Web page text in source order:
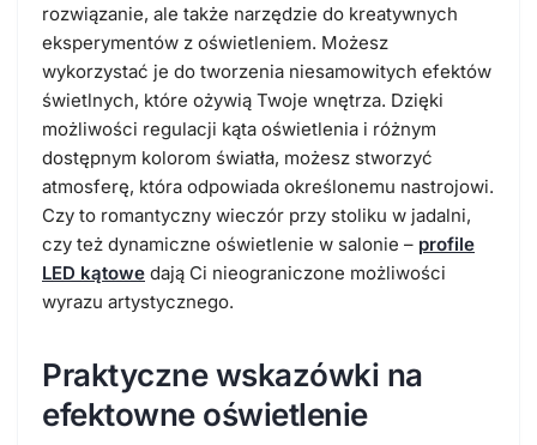
rozwiązanie, ale także narzędzie do kreatywnych
eksperymentów z oświetleniem. Możesz
wykorzystać je do tworzenia niesamowitych efektów
świetlnych, które ożywią Twoje wnętrza. Dzięki
możliwości regulacji kąta oświetlenia i różnym
dostępnym kolorom światła, możesz stworzyć
atmosferę, która odpowiada określonemu nastrojowi.
Czy to romantyczny wieczór przy stoliku w jadalni,
czy też dynamiczne oświetlenie w salonie – profile
LED kątowe dają Ci nieograniczone możliwości
wyrazu artystycznego.
Praktyczne wskazówki na
efektowne oświetlenie